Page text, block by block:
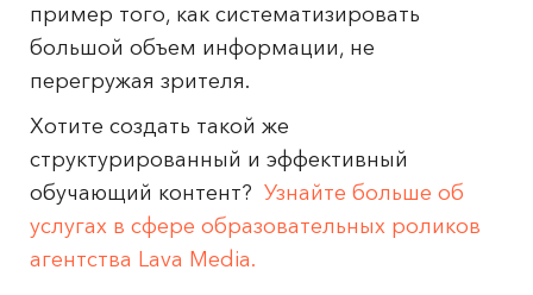
пример того, как систематизировать
большой объем информации, не
перегружая зрителя.
Хотите создать такой же
структурированный и эффективный
обучающий контент? Узнайте больше об
услугах в сфере образовательных роликов
агентства Lava Media.